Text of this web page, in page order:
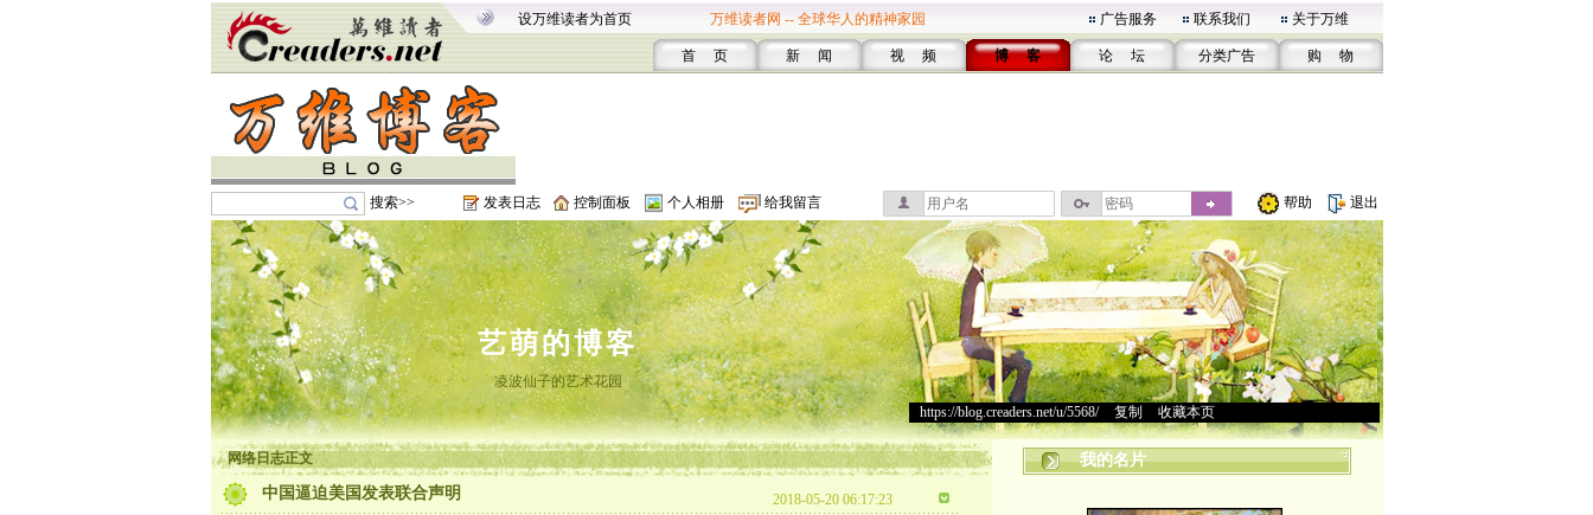
设万维读者为首页 万维读者网 -- 全球华人的精神家园 广告服务 联系我们 关于万维
首 页 新 闻 视 频 博 客 论 坛 分类广告 购 物
搜索>> 发表日志 控制面板 个人相册 给我留言 帮助 退出
艺萌的博客
凌波仙子的艺术花园
https://blog.creaders.net/u/5568/> 复制 收藏本页
网络日志正文
中国逼迫美国发表联合声明 2018-05-20 06:17:23
我的名片